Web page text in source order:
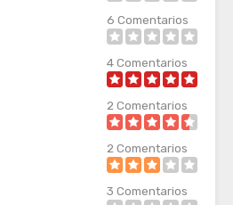
6 Comentarios
4Comentarios
2 Comentarios
2 Comentarios
3 Comentarios